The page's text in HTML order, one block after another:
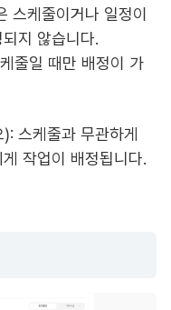
스케줄이거나 일정이
지 않습니다.
줄일 때만 배정이 가
스케줄과 무관하게
작업이 배정됩니다.